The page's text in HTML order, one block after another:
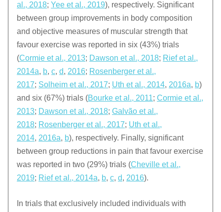
al., 2018;Yee et al., 2019), respectively. Significant
between group improvements in body composition
and objective measures of muscular strength that
favour exercise was reported in six (43%) trials
(Cormie et al., 2013; Dawson et al., 2018; Rief et al.,
2014a, b,c,d, 2016; Rosenberger et al.,
2017; Solheim et al., 2017; Uth et al., 2014, 2016a, b)
and six (67%) trials (Bourke et al., 2011;Cormie et al.,
2013; Dawson et al., 2018;Galvão et al.,
2018; Rosenberger et al., 2017; Uth et al.,
2014, 2016a, b), respectively. Finally, significant
between group reductions in pain that favour exercise
was reported in two (29%) trials (Cheville et al.,
2019; Rief et al., 2014a, b,c,d, 2016).
In trials that exclusively included individuals with